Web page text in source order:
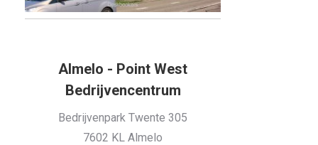
Almelo - Point West
Bedrijvencentrum
Bedrijvenpark Twente 305
7602 KL Almelo